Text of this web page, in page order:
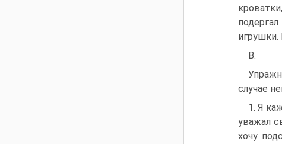
игрушки.
В.
случае
1. Я
уважал
хочу